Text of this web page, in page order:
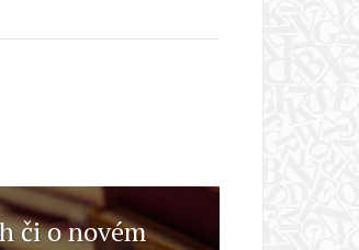
či o novém